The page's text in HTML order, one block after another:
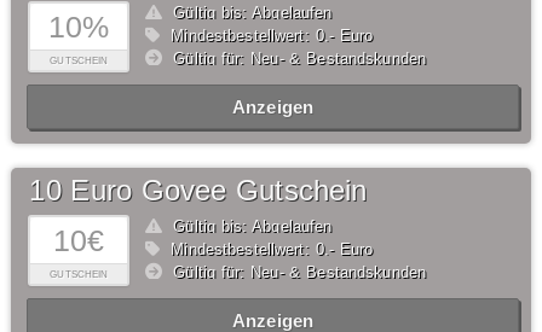
10%
GUTSCHEIN
Gültig bis: Abgelaufen
Mindestbestellwert: 0,- Euro
Gültig für: Neu- & Bestandskunden
Anzeigen
10€
GUTSCHEIN
10 Euro Govee Gutschein
Gültig bis: Abgelaufen
Mindestbestellwert: 0,- Euro
Gültig für: Neu- & Bestandskunden
Anzeigen